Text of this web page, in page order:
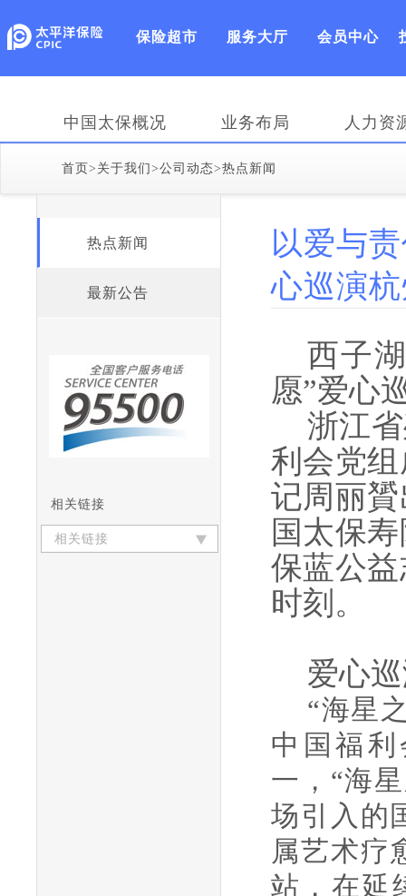
保险超市 服务大厅 会员中心
中国太保概况 业务布局 人力资
首页> 关于我们 >公司动态>热点新闻
热点新闻
最新公告
相关链接
相关链接
以爱与
心巡演
西子
愿”爱心
浙江
利会党
记周丽
国太保
保蓝公
时刻。
爱心
“海星
中国福
一，“海
场引入的
属艺术疗
站，在延